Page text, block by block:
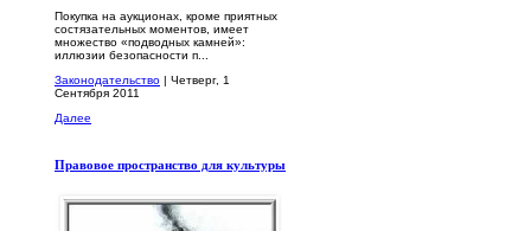
Покупка на аукционах, кроме приятных
состязательных моментов, имеет
множество «подводных камней»:
иллюзии безопасности п...
Законодательство | Четверг, 1
Сентября 2011
Далее
Правовое пространство для культуры